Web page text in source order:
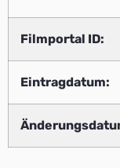
Filmportal ID:
Eintragdatum: